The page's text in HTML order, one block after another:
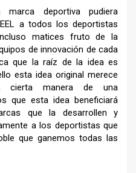
marca deportiva pudiera
a todos los deportistas
matices fruto de la
de innovación de cada
que la raíz de la idea es
esta idea original merece
cierta manera de una
que esta idea beneficiará
que la desarrollen y
a los deportistas que
que ganemos todas las